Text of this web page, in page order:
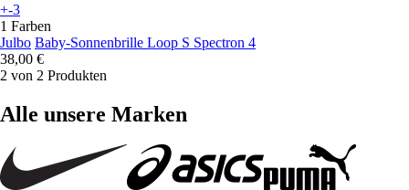
+-3
1 Farben
Julbo Baby-Sonnenbrille Loop S Spectron 4
38,00 €
2 von 2 Produkten
Alle unsere Marken